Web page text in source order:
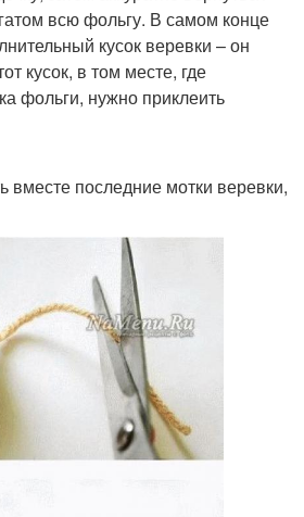
всю фольгу. В самом конце
кусок веревки – он
кусок, в том месте, где
фольги, нужно приклеить
вместе последние мотки веревки,